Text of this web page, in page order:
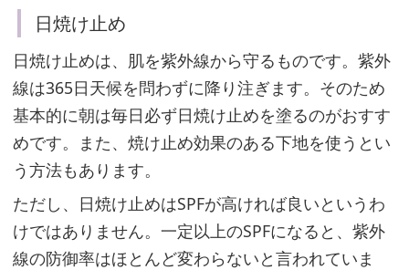
ム
異
な
る
の
ス
日焼け止め
日焼け止めは、肌を紫外線から守るものです。紫外
線は365日天候を問わずに降り注ぎます。そのため
基本的に朝は毎日必ず日焼け止めを塗るのがおすす
めです。また、焼け止め効果のある下地を使うとい
う方法もあります。
ただし、日焼け止めはSPFが高ければ良いというわ
けではありません。一定以上のSPFになると、紫外
線の防御率はほとんど変わらないと言われていま